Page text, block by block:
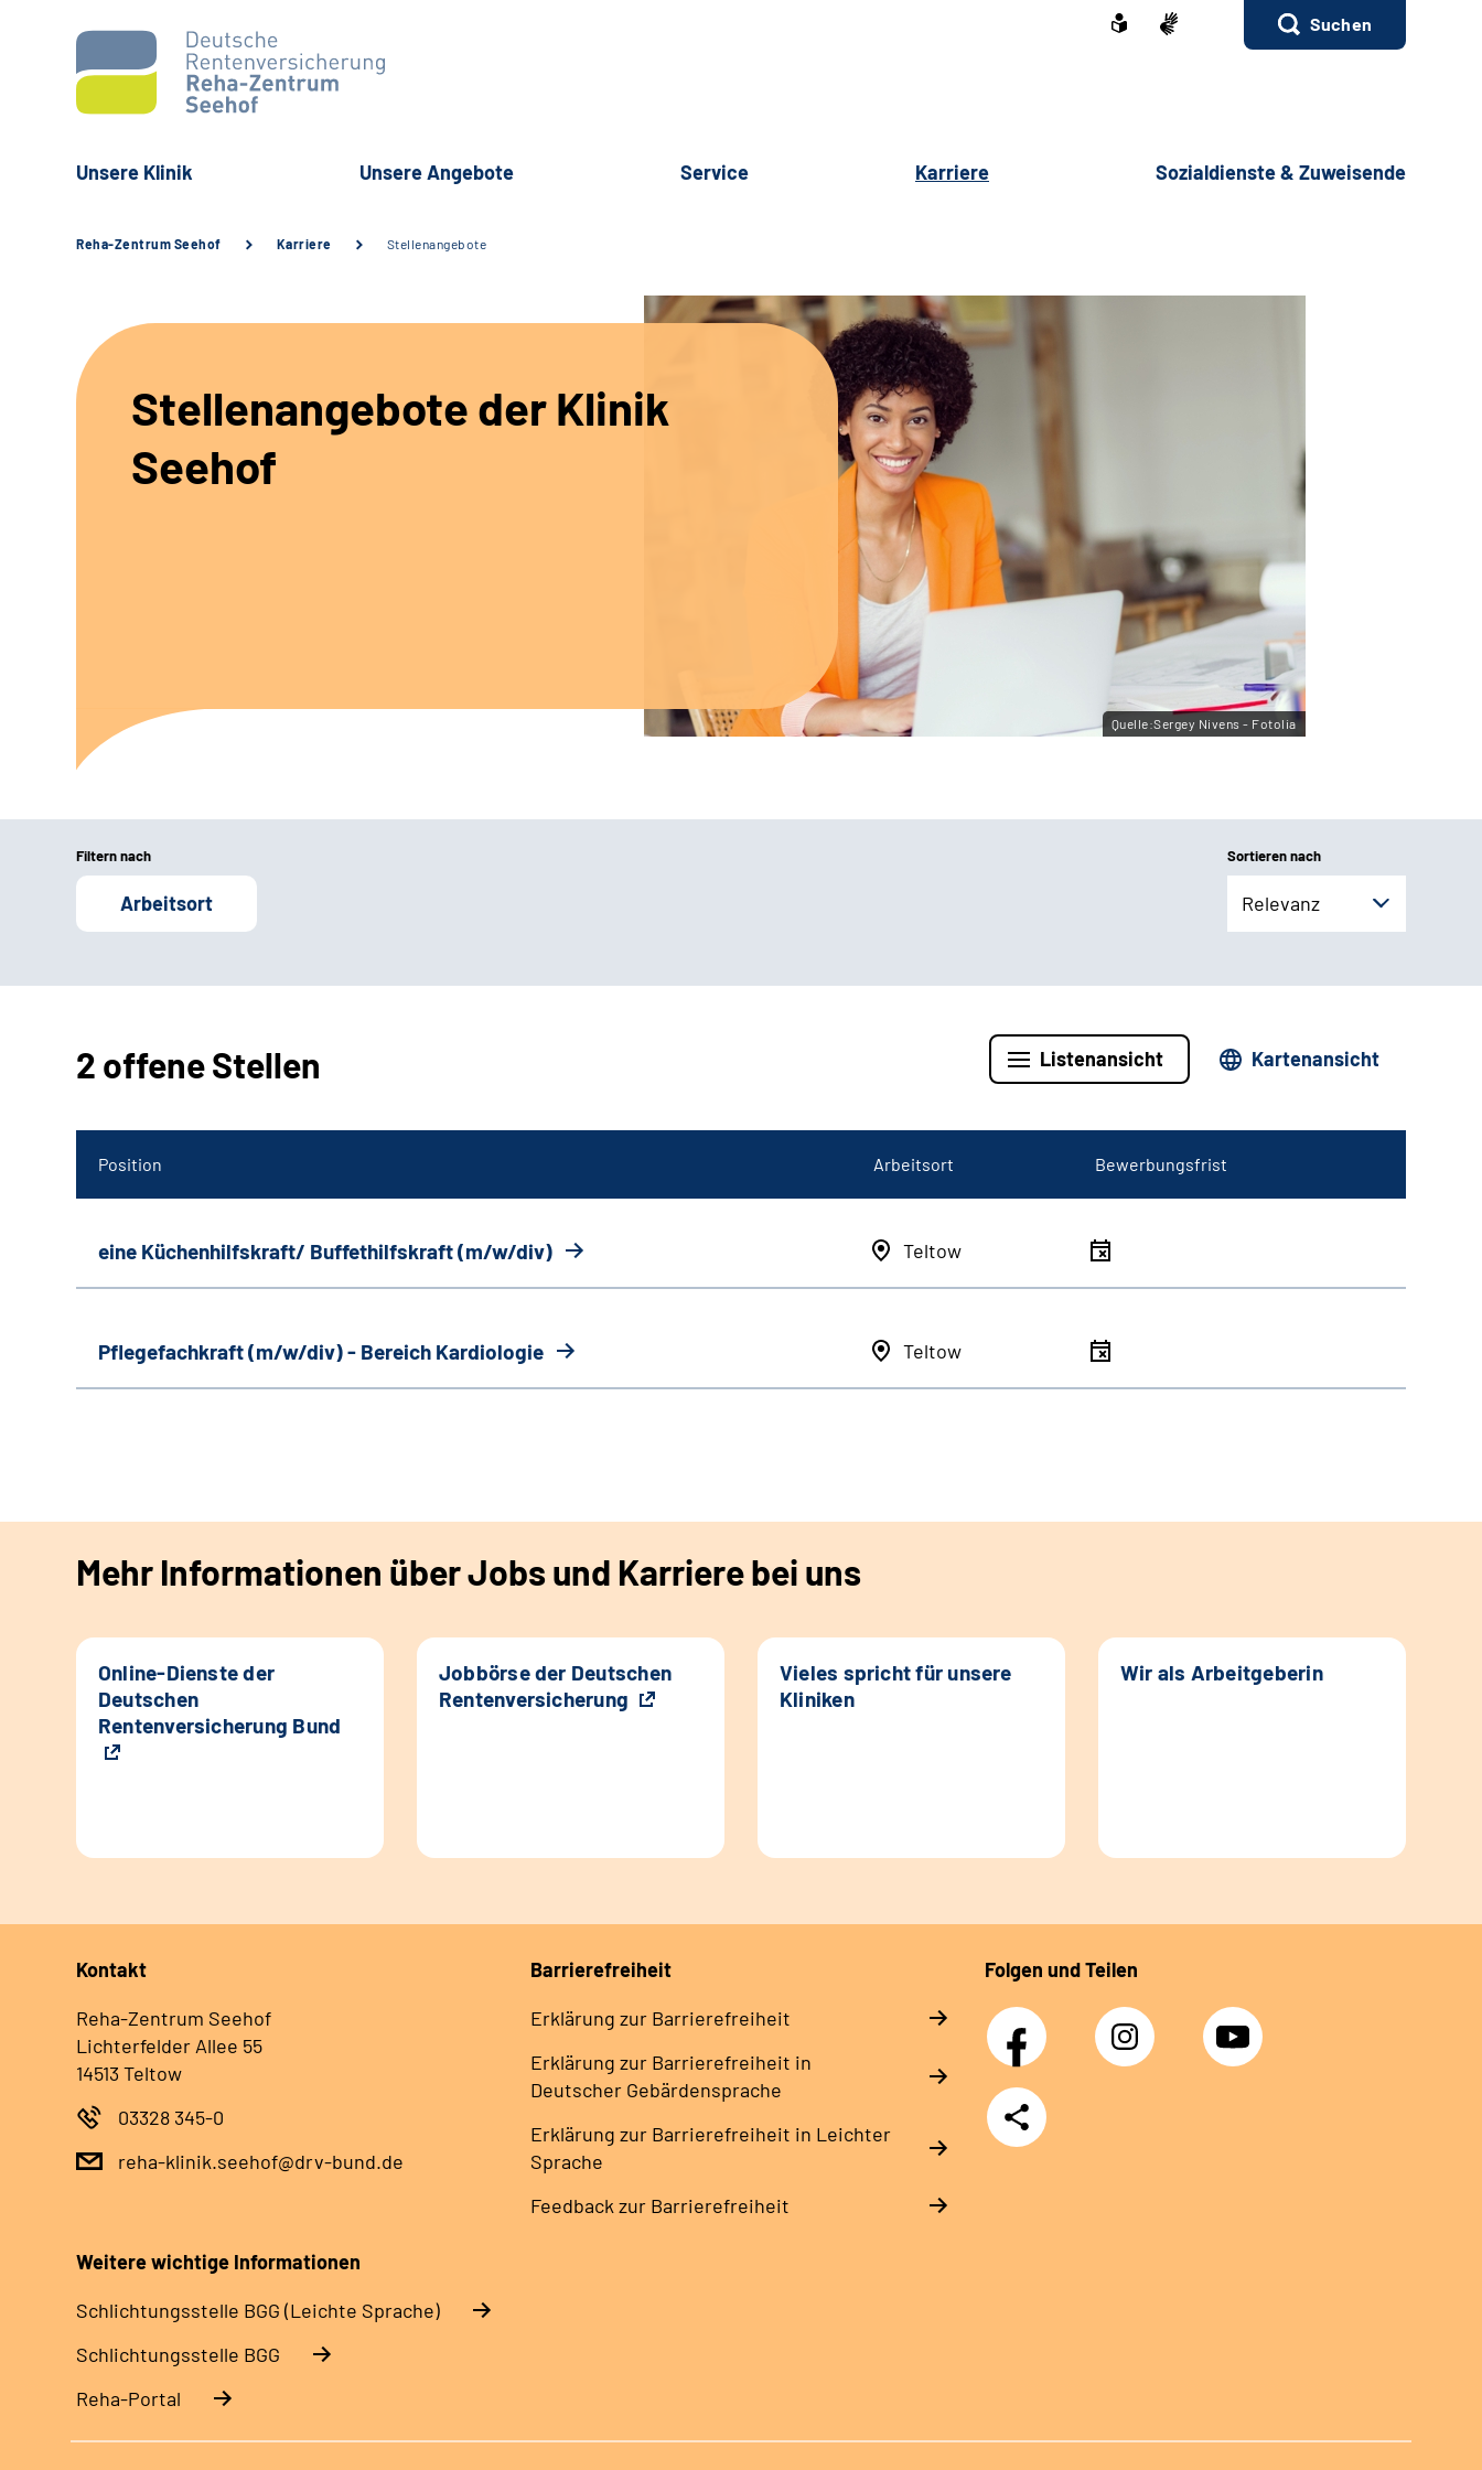
Suchen
Unsere Klinik Unsere Angebote Service Karriere Sozialdienste & Zuweisende
Reha-Zentrum Seehof Karriere Stellenangebote
Stellenangebote der Klinik
Seehof
Quelle:Sergey Nivens - Fotolia
Filtern nach
Arbeitsort
Sortieren nach
Relevanz
2 offene Stellen Listenansicht Kartenansicht
Position Arbeitsort Bewerbungsfrist
eine Küchenhilfskraft/ Buffethilfskraft (m/w/div) Teltow
Pflegefachkraft (m/w/div) - Bereich Kardiologie Teltow
Mehr Informationen über Jobs und Karriere bei uns
Online-Dienste der
Deutschen
Rentenversicherung Bund
Jobbörse der Deutschen
Rentenversicherung
Vieles spricht für unsere
Kliniken
Wir als Arbeitgeberin
Kontakt
Reha-Zentrum Seehof
Lichterfelder Allee 55
14513 Teltow
03328 345-0
reha-klinik.seehof@drv-bund.de
Barrierefreiheit
Erklärung zur Barrierefreiheit
Erklärung zur Barrierefreiheit in
Deutscher Gebärdensprache
Erklärung zur Barrierefreiheit in Leichter
Sprache
Feedback zur Barrierefreiheit
Folgen und Teilen
Facebook Instagram YouTube
Teilen
Weitere wichtige Informationen
Schlich­tungs­stel­le BGG (Leichte Sprache)
Schlich­tungs­stel­le BGG
Reha-Portal